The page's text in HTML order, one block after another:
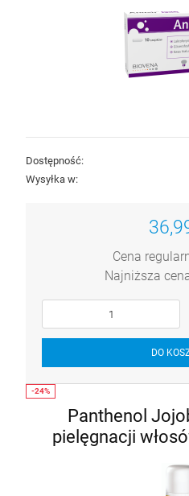
Dostępność:
Wysyłka w:
Cena
Najniższa
DO
Panthenol
pielęgnacji